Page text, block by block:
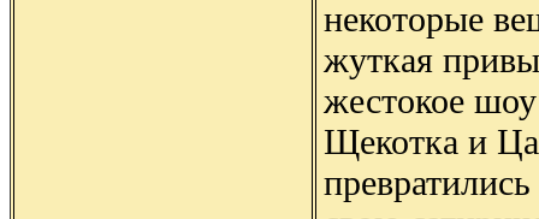
некоторые
жуткая
жестокое
Щекотка и